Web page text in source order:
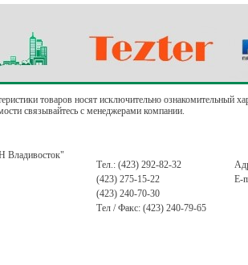
товаров носят исключительно ознакомительный
связывайтесь с менеджерами компании.
Тел.: (423) 292-82-32
(423) 275-15-22
(423) 240-70-30
Тел / Факс: (423) 240-79-65
E-